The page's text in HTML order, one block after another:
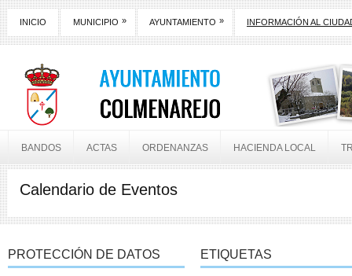
INICIO MUNICIPIO » AYUNTAMIENTO » INFORMACIÓN AL
BANDOS ACTAS ORDENANZAS HACIENDA LOCAL
Calendario de Eventos
PROTECCIÓN DE DATOS ETIQUETAS